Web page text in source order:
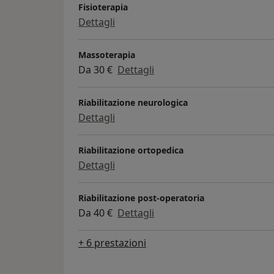
la crescita personale, sia sul piano fisico
Fisioterapia
Dettagli
Massoterapia
Da 30 € Dettagli
Riabilitazione neurologica
Dettagli
Riabilitazione ortopedica
Dettagli
Riabilitazione post-operatoria
Da 40 € Dettagli
+ 6 prestazioni